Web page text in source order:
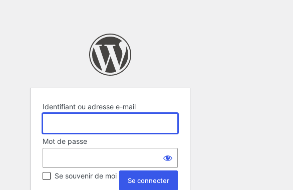
Identifiant ou adresse e-mail
Mot de passe
Se souvenir de moi